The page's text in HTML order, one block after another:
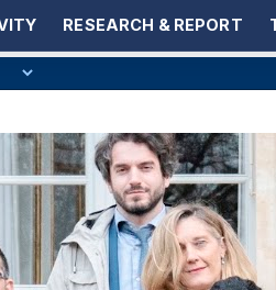
RESEARCH & REPORT